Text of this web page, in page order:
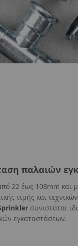
παλαιών
22 έως 108mm και
τιμής και
συνιστάται
εγκαταστάσεων.